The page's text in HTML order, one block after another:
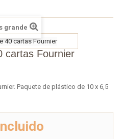
grande
cartas Fournier
Paquete de plástico de 10 x 6,5